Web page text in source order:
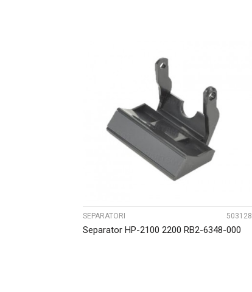
UPOREDI
SEPARATORI 503128
Separator HP-2100 2200 RB2-6348-000